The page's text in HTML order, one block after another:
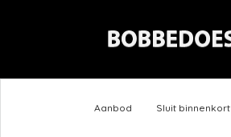
Aanbod Sluit binnenkort